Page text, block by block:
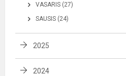
VASARIS (27)
SAUSIS (24)
2025
2024